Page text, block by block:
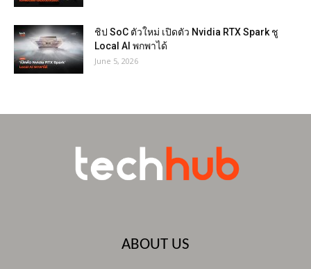
ชิป SoC ตัวใหม่ เปิดตัว Nvidia RTX Spark ชู
Local AI พกพาได้
June 5, 2026
ABOUT US